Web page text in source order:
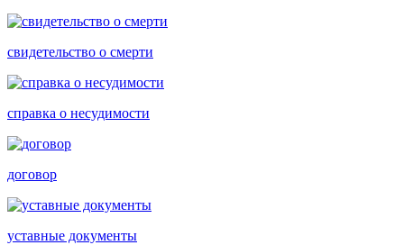
свидетельство о смерти
справка о несудимости
договор
уставные документы